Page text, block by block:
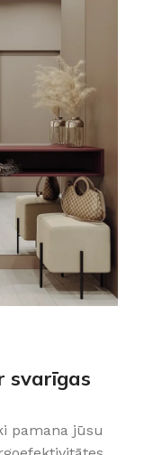
svarīgas
pamana jūsu